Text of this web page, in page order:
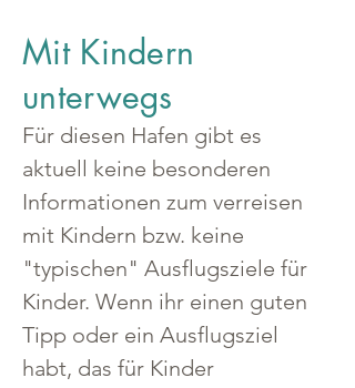
Mit Kindern
unterwegs
Für diesen Hafen gibt es
aktuell keine besonderen
Informationen zum verreisen
mit Kindern bzw. keine
"typischen" Ausflugsziele für
Kinder. Wenn ihr einen guten
Tipp oder ein Ausflugsziel
habt, das für Kinder